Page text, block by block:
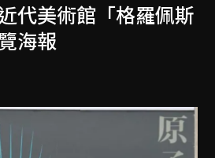
代美術館「格羅佩斯
海報